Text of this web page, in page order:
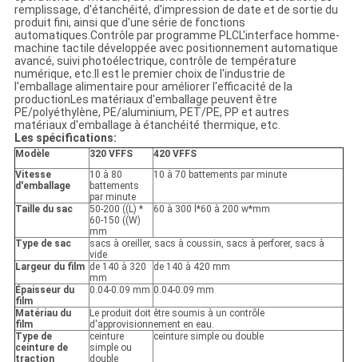
remplissage, d'étanchéité, d'impression de date et de sortie du
produit fini, ainsi que d'une série de fonctions
automatiques.Contrôle par programme PLCL'interface homme-
machine tactile développée avec positionnement automatique
avancé, suivi photoélectrique, contrôle de température
numérique, etc.Il est le premier choix de l'industrie de
l'emballage alimentaire pour améliorer l'efficacité de la
productionLes matériaux d'emballage peuvent être
PE/polyéthylène, PE/aluminium, PET/PE, PP et autres
matériaux d'emballage à étanchéité thermique, etc.
Les spécifications:
Modèle 320 VFFS
420 VFFS
Vitesse
d'emballage
10 à 80
battements
par minute
10 à 70 battements par minute
Taille du sac
50-200 ((L) *
60-150 ((W)
mm
60 à 300 l*60 à 200 w*mm
Type de sac
sacs à oreiller, sacs à coussin, sacs à perforer, sacs à
vide
Largeur du film de 140 à 320
mm
de 140 à 420 mm
Épaisseur du
film
0.04-0.09 mm 0.04-0.09 mm
Matériau du
film
Le produit doit être soumis à un contrôle
d'approvisionnement en eau.
Type de
ceinture de
traction
ceinture
simple ou
double
ceinture simple ou double